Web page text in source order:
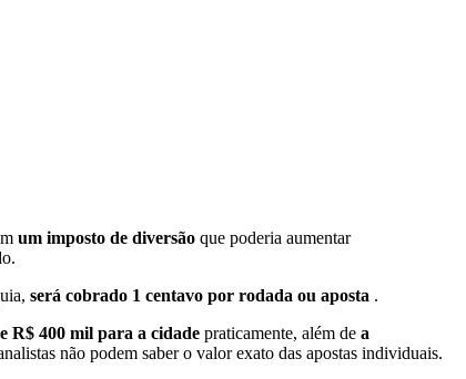
um imposto de diversão que poderia aumentar
será cobrado 1 centavo por rodada ou aposta .
R$ 400 mil para a cidade praticamente, além de a
não podem saber o valor exato das apostas individuais.